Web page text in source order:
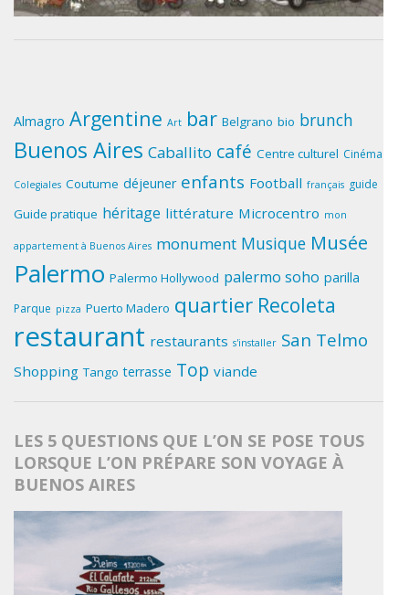
Almagro Argentine Art bar Belgrano bio brunch
Buenos Aires Caballito café Centre culturel Cinéma
Colegiales Coutume déjeuner enfants Football français guide
Guide pratique héritage littérature Microcentro mon
appartement à Buenos Aires monument Musique Musée
Palermo Palermo Hollywood palermo soho parilla
Parque pizza Puerto Madero quartier Recoleta
restaurant restaurants s'installer San Telmo
Shopping Tango terrasse Top viande
LES 5 QUESTIONS QUE L’ON SE POSE TOUS
LORSQUE L’ON PRÉPARE SON VOYAGE À
BUENOS AIRES